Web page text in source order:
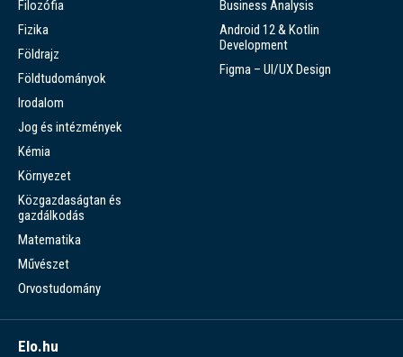
Filozófia
Fizika
Földrajz
Földtudományok
Irodalom
Jog és intézmények
Kémia
Környezet
Közgazdaságtan és
gazdálkodás
Matematika
Művészet
Orvostudomány
Business Analysis
Android 12 & Kotlin
Development
Figma – UI/UX Design
Elo.hu